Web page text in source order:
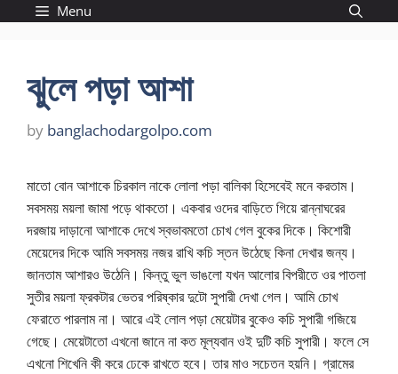
Menu
ঝুলে পড়া আশা
by banglachodargolpo.com
মাতো বোন আশাকে চিরকাল নাকে লোলা পড়া বালিকা হিসেবেই মনে করতাম।
সবসময় ময়লা জামা পড়ে থাকতো। একবার ওদের বাড়িতে গিয়ে রান্নাঘরের
দরজায় দাড়ানো আশাকে দেখে স্বভাবমতো চোখ গেল বুকের দিকে। কিশোরী
মেয়েদের দিকে আমি সবসময় নজর রাখি কচি স্তন উঠেছে কিনা দেখার জন্য।
জানতাম আশারও উঠেনি। কিন্তু ভুল ভাঙলো যখন আলোর বিপরীতে ওর পাতলা
সুতীর ময়লা ফ্রকটার ভেতর পরিষ্কার দুটো সুপারী দেখা গেল। আমি চোখ
ফেরাতে পারলাম না। আরে এই লোল পড়া মেয়েটার বুকেও কচি সুপারী গজিয়ে
গেছে। মেয়েটাতো এখনো জানে না কত মূল্যবান ওই দুটি কচি সুপারী। ফলে সে
এখনো শিখেনি কী করে ঢেকে রাখতে হবে। তার মাও সচেতন হয়নি। গ্রামের